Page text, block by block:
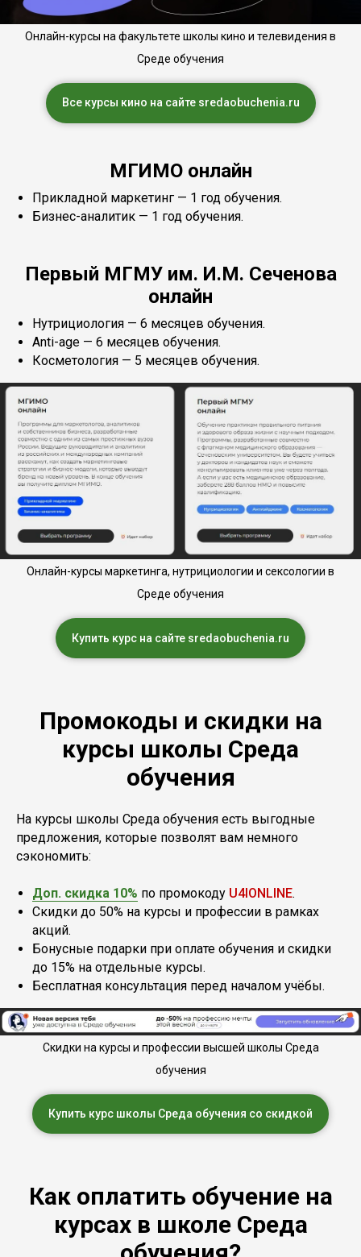
Онлайн-курсы на факультете школы кино и телевидения в
Среде обучения
Все курсы кино на сайте sredaobuchenia.ru
МГИМО онлайн
Прикладной маркетинг — 1 год обучения.
Бизнес-аналитик — 1 год обучения.
Первый МГМУ им. И.М. Сеченова
онлайн
Нутрициология — 6 месяцев обучения.
Anti-age — 6 месяцев обучения.
Косметология — 5 месяцев обучения.
Онлайн-курсы маркетинга, нутрициологии и сексологии в
Среде обучения
Купить курс на сайте sredaobuchenia.ru
Промокоды и скидки на
курсы школы Среда
обучения
На курсы школы Среда обучения есть выгодные
предложения, которые позволят вам немного
сэкономить:
Доп. скидка 10% по промокоду U4IONLINE.
Скидки до 50% на курсы и профессии в рамках
акций.
Бонусные подарки при оплате обучения и скидки
до 15% на отдельные курсы.
Бесплатная консультация перед началом учёбы.
Скидки на курсы и профессии высшей школы Среда
обучения
Купить курс школы Среда обучения со скидкой
Как оплатить обучение на
курсах в школе Среда